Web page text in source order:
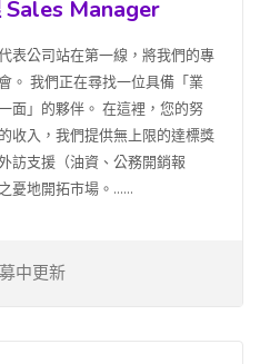
Sales Manager
表公司站在第一線，將我們的專
。 我們正在尋找一位具備「業
面」的夥伴。 在這裡，您的努
收入，我們提供無上限的達標獎
訪支援（油資、公務開銷報
憂地開拓市場。......
中更新